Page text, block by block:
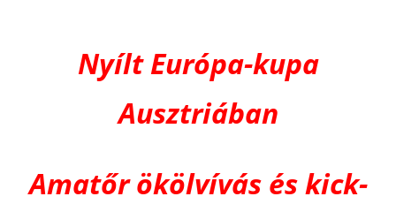
Nyílt Európa-kupa
Ausztriában
Amatőr ökölvívás és kick-